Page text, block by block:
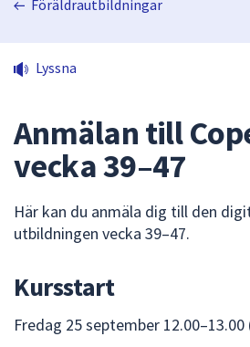
Föräldrautbildningar
Lyssna
Anmälan till
vecka 39–47
Här kan du anmäla dig till den
utbildningen vecka 39–47.
Kursstart
Fredag 25 september 12.00–13.00